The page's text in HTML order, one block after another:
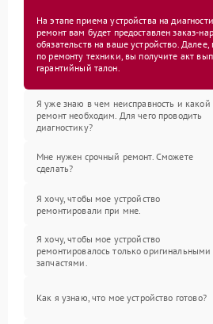
На этапе приема устройства на
ремонт вам будет предоставлен заказ-
обязательств на ваше устройство.
по ремонту техники, вы получите акт
гарантийный талон.
Я уже знаю в чем неисправность и какой
ремонт необходим. Для чего проводить
диагностику?
Мне нужен срочный ремонт. Сможете
сделать?
Я хочу, чтобы мое устройство
ремонтировали при мне.
Я хочу, чтобы мое устройство
ремонтировалось только оригинальными
запчастями.
Как я узнаю, что мое устройство готово?